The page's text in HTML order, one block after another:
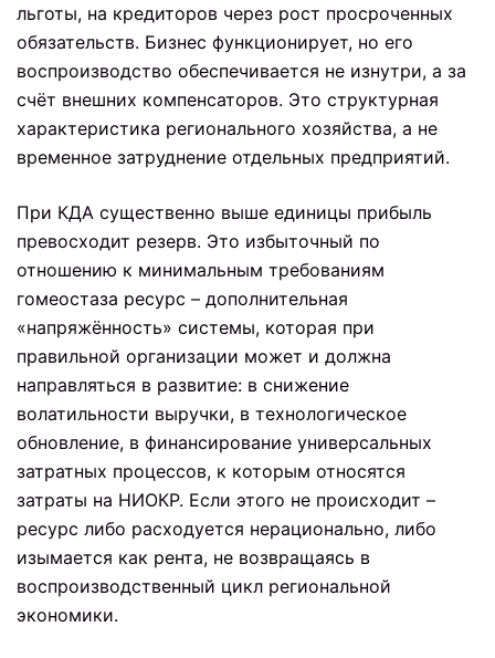
льготы, на кредиторов через рост просроченных
обязательств. Бизнес функционирует, но его
воспроизводство обеспечивается не изнутри, а за
счёт внешних компенсаторов. Это структурная
характеристика регионального хозяйства, а не
временное затруднение отдельных предприятий.
При КДА существенно выше единицы прибыль
превосходит резерв. Это избыточный по
отношению к минимальным требованиям
гомеостаза ресурс – дополнительная
«напряжённость» системы, которая при
правильной организации может и должна
направляться в развитие: в снижение
волатильности выручки, в технологическое
обновление, в финансирование универсальных
затратных процессов, к которым относятся
затраты на НИОКР. Если этого не происходит –
ресурс либо расходуется нерационально, либо
изымается как рента, не возвращаясь в
воспроизводственный цикл региональной
экономики.